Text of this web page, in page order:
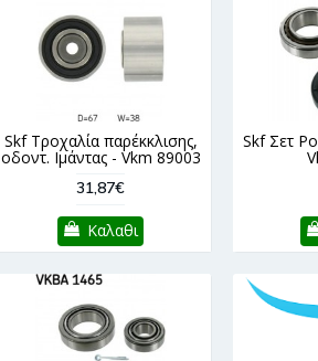
Skf Τροχαλία παρέκκλισης,
οδοντ. Ιμάντας - Vkm 89003
31,87€
Καλαθι
Skf Σετ